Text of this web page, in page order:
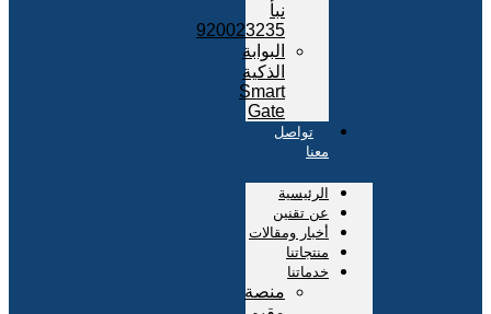
نبأ
920023235
البوابة
الذكية
Smart
Gate
تواصل
معنا
الرئيسية
عن تقنين
أخبار ومقالات
منتجاتنا
خدماتنا
منصة